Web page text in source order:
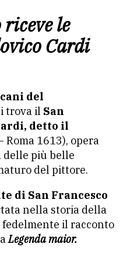
le
Cardi
del
trova il San
detto il
Roma 1613), opera
delle più belle
del pittore.
di San Francesco
nella storia della
il racconto
Legenda maior.